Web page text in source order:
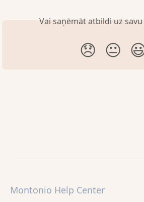
Vai saņēmāt atbildi uz
😞 😐
Montonio Help Center